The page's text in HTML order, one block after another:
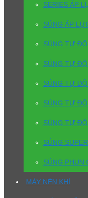
SERIES ÁP
SÚNG ÁP
SÚNG TỰ
SÚNG TỰ
SÚNG TỰ
SÚNG TỰ
SÚNG TỰ
SÚNG
SÚNG PHUN
MÁY NÉN KHÍ